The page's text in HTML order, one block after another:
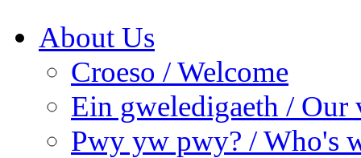
About Us
Croeso / Welcome
Ein gweledigaeth / Our
Pwy yw pwy? / Who's